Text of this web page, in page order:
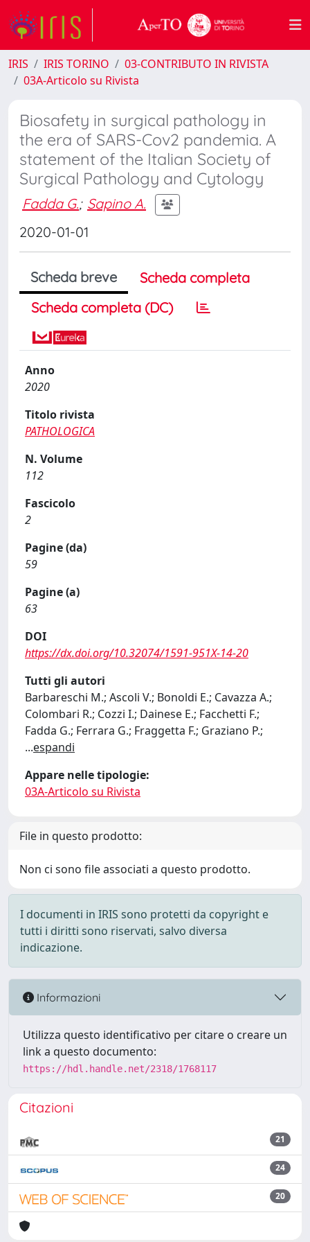
IRIS IRIS TORINO
03-CONTRIBUTO IN RIVISTA
03A-Articolo su Rivista
Biosafety in surgical pathology in
the era of SARS-Cov2 pandemia. A
statement of the Italian Society of
Surgical Pathology and Cytology
Fadda G.; Sapino A.
2020-01-01
Scheda breve
Scheda completa
Scheda completa (DC)
Anno
2020
Titolo rivista
PATHOLOGICA
N. Volume
112
Fascicolo
2
Pagine (da)
59
Pagine (a)
63
DOI
https://dx.doi.org/10.32074/1591-951X-14-20
Tutti gli autori
Barbareschi M.; Ascoli V.; Bonoldi E.; Cavazza A.;
Colombari R.; Cozzi I.; Dainese E.; Facchetti F.;
Fadda G.; Ferrara G.; Fraggetta F.; Graziano P.;
...espandi
Appare nelle tipologie:
03A-Articolo su Rivista
File in questo prodotto:
Non ci sono file associati a questo prodotto.
I documenti in IRIS sono protetti da copyright e
tutti i diritti sono riservati, salvo diversa
indicazione.
Informazioni
Utilizza questo identificativo per citare o creare un
link a questo documento:
https://hdl.handle.net/2318/1768117
Citazioni
21
24
20